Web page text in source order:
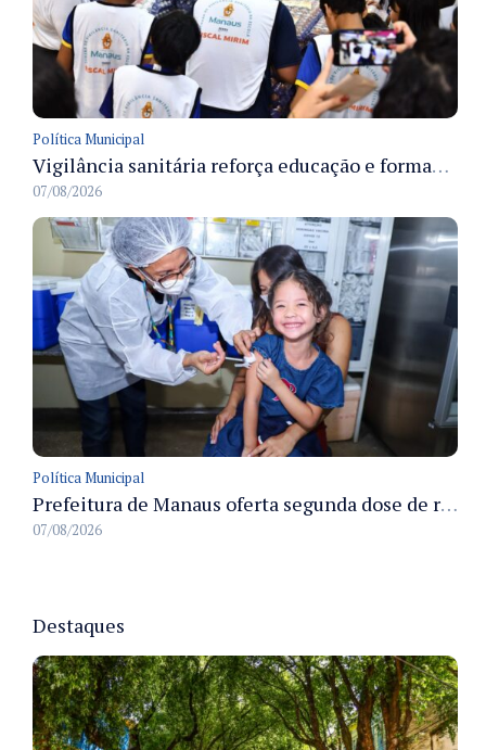
Política Municipal
Vigilância sanitária reforça educação e formação de médicos em Manaus na Semana da Vigilância 2026
07/08/2026
Política Municipal
Prefeitura de Manaus oferta segunda dose de reforço da vacina contra a poliomielite para crianças de 4 anos durante Campanha de Multivacinação 2026
07/08/2026
Destaques